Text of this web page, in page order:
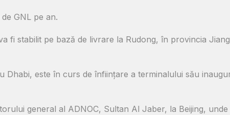
GNL pe an.
fi stabilit pe bază de livrare la Rudong, în provincia
Dhabi, este în curs de înființare a terminalului său
general al ADNOC, Sultan Al Jaber, la Beijing,